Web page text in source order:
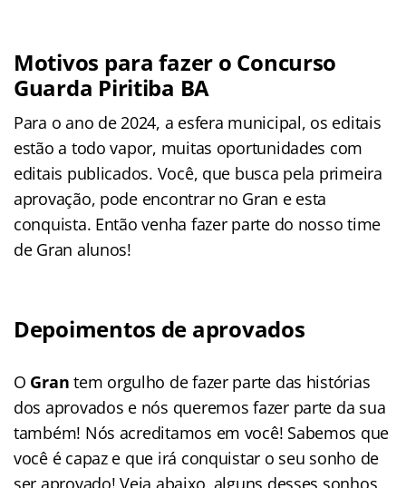
Motivos para fazer o Concurso
Guarda Piritiba BA
Para o ano de 2024, a esfera municipal, os editais
estão a todo vapor, muitas oportunidades com
editais publicados. Você, que busca pela primeira
aprovação, pode encontrar no Gran e esta
conquista. Então venha fazer parte do nosso time
de Gran alunos!
Depoimentos de aprovados
O Gran tem orgulho de fazer parte das histórias
dos aprovados e nós queremos fazer parte da sua
também! Nós acreditamos em você! Sabemos que
você é capaz e que irá conquistar o seu sonho de
ser aprovado! Veja abaixo, alguns desses sonhos